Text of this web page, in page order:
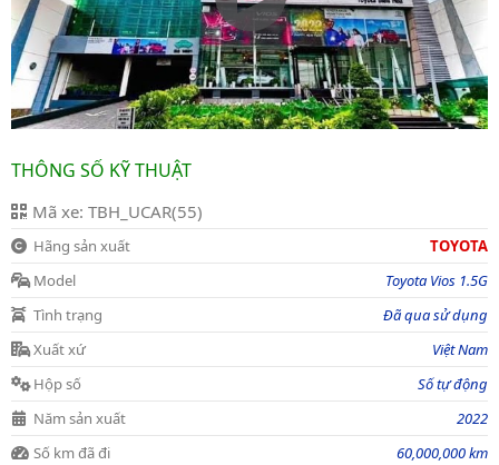
THÔNG SỐ KỸ THUẬT
Mã xe: TBH_UCAR(55)
Hãng sản xuất
TOYOTA
Model
Toyota Vios 1.5G
Tình trạng
Đã qua sử dụng
Xuất xứ
Việt Nam
Hộp số
Số tự động
Năm sản xuất
2022
Số km đã đi
60,000,000 km